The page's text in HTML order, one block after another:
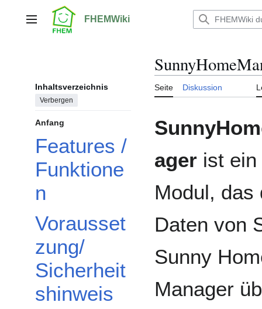
springenHauptmenü FHEMWiki
Inhaltsverzeichnis
Verbergen
Anfang
Features /
Funktione
n
Vorausset
zung/
Sicherheit
shinweis
Seite Diskussion
ager ist ein
Modul, das
Daten von
Sunny
Manager